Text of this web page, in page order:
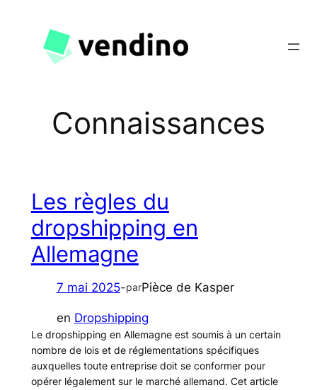
contenu
Connaissances
Les règles du
dropshipping en
Allemagne
7 mai 2025-parPièce de Kasper
en Dropshipping
Le dropshipping en Allemagne est soumis à un certain
nombre de lois et de réglementations spécifiques
auxquelles toute entreprise doit se conformer pour
opérer légalement sur le marché allemand. Cet article